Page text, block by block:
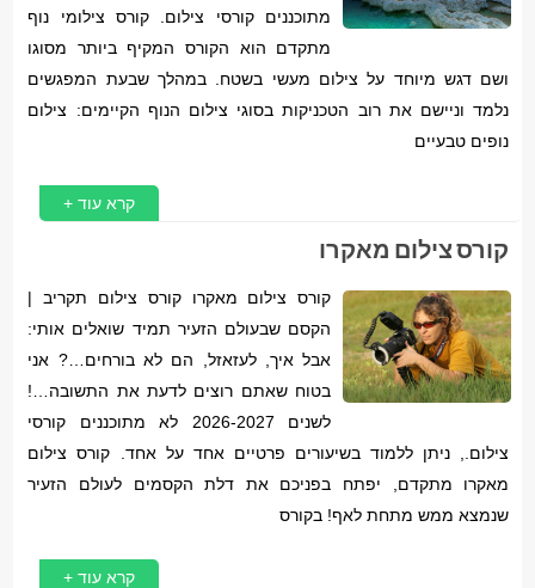
מתוכננים קורסי צילום. קורס צילומי נוף
מתקדם הוא הקורס המקיף ביותר מסוגו
ושם דגש מיוחד על צילום מעשי בשטח. במהלך שבעת המפגשים
נלמד וניישם את רוב הטכניקות בסוגי צילום הנוף הקיימים: צילום
נופים טבעיים
קרא עוד +
קורס צילום מאקרו
קורס צילום מאקרו קורס צילום תקריב |
הקסם שבעולם הזעיר תמיד שואלים אותי:
אבל איך, לעזאזל, הם לא בורחים…? אני
בטוח שאתם רוצים לדעת את התשובה…!
לשנים 2026-2027 לא מתוכננים קורסי
צילום., ניתן ללמוד בשיעורים פרטיים אחד על אחד. קורס צילום
מאקרו מתקדם, יפתח בפניכם את דלת הקסמים לעולם הזעיר
שנמצא ממש מתחת לאף! בקורס
קרא עוד +